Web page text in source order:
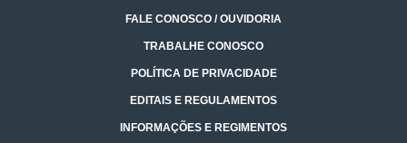
FALE CONOSCO / OUVIDORIA
TRABALHE CONOSCO
POLÍTICA DE PRIVACIDADE
EDITAIS E REGULAMENTOS
INFORMAÇÕES E REGIMENTOS